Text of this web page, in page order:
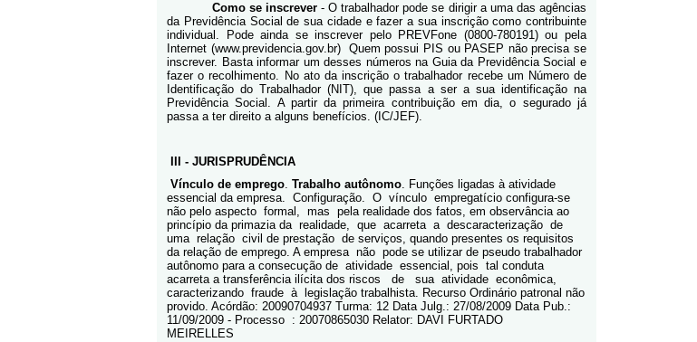
Como se inscrever- O trabalhador pode se dirigir a uma das agências
da Previdência Social de sua cidade e fazer a sua inscrição como contribuinte
individual. Pode ainda se inscrever pelo PREVFone (0800-780191) ou pela
Internet (www.previdencia.gov.br)
Quem possui PIS ou PASEP não precisa se
inscrever. Basta informar um desses números na Guia da Previdência Social e
fazer o recolhimento. No ato da inscrição o trabalhador recebe um Número de
Identificação do Trabalhador (NIT), que passa a ser a sua identificação na
Previdência Social. A partir da primeira contribuição em dia, o segurado já
passa a ter direito a alguns benefícios. (IC/JEF).
III - JURISPRUDÊNCIA
Vínculo de emprego. Trabalho autônomo. Funções ligadas à atividade
essencial da empresa. Configuração. O vínculo empregatício configura-se
não pelo aspecto formal, mas pela realidade dos fatos, em observância ao
princípio da primazia da realidade, que acarreta a descaracterização de
uma relação civil de prestação de serviços, quando presentes os requisitos
da relação de emprego. A empresa não pode se utilizar de pseudo trabalhador
autônomo para a consecução de atividade essencial, pois tal conduta
acarreta a transferência ilícita dos riscos
de sua atividade econômica,
caracterizando fraude à
legislação trabalhista. Recurso Ordinário patronal não
provido. Acórdão: 20090704937 Turma: 12 Data Julg.: 27/08/2009 Data Pub.:
11/09/2009 - Processo : 20070865030 Relator: DAVI FURTADO
MEIRELLES